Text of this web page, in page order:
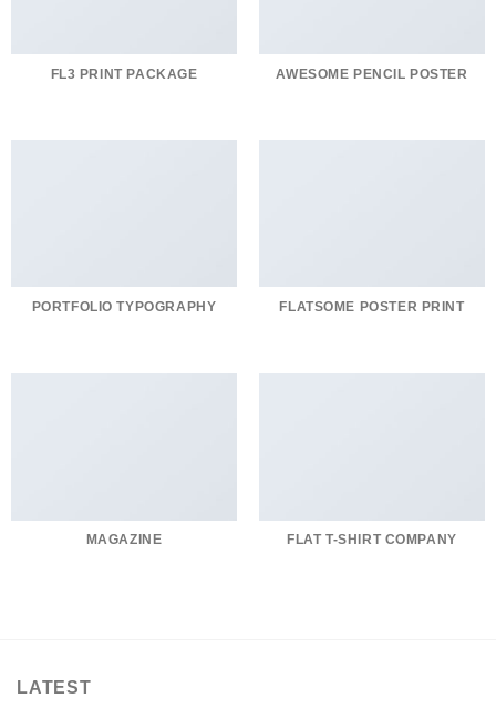
FL3 PRINT PACKAGE AWESOME PENCIL POSTER
PORTFOLIO TYPOGRAPHY FLATSOME POSTER PRINT
MAGAZINE FLAT T-SHIRT COMPANY
LATEST